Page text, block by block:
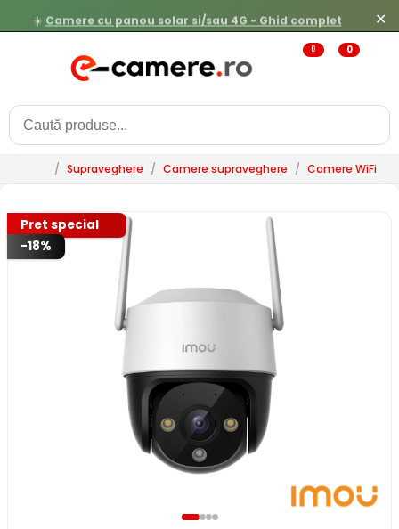
☀️ Camere cu panou solar si/sau 4G - Ghid complet ✕
0 0
/ Supraveghere / Camere supraveghere / Camere WiFi &
Pret special
-18%